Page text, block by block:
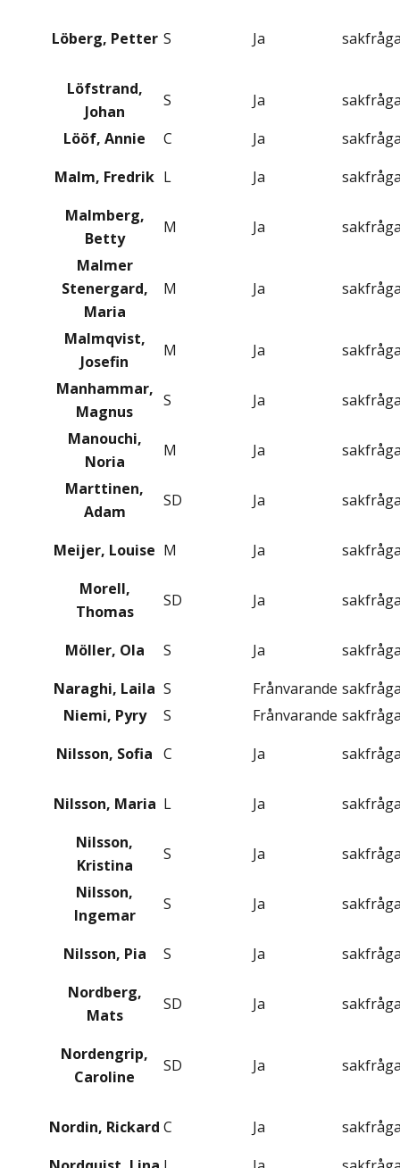
Löberg, Petter S Ja
Löfstrand,
Johan
S Ja
Lööf, Annie
C Ja
Malm, Fredrik L Ja
Malmberg,
Betty
M Ja
Malmer
Stenergard,
Maria
M Ja
Malmqvist,
Josefin
M Ja
Manhammar,
Magnus
S Ja
Manouchi,
Noria
M Ja
Marttinen,
Adam
SD Ja
Meijer, Louise M Ja
Morell,
Thomas
SD Ja
Möller, Ola S Ja
Naraghi, Laila S Frånvarande
Niemi, Pyry
S Frånvarande
Nilsson, Sofia C Ja
Nilsson, Maria L Ja
Nilsson,
Kristina
S Ja
Nilsson,
Ingemar
S Ja
Nilsson, Pia S Ja
Nordberg,
Mats
SD Ja
Nordengrip,
Caroline
SD Ja
Nordin, Rickard C Ja